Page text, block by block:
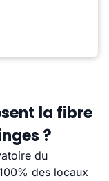
la fibre
?
du
des locaux